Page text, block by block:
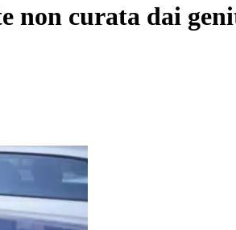
non curata dai